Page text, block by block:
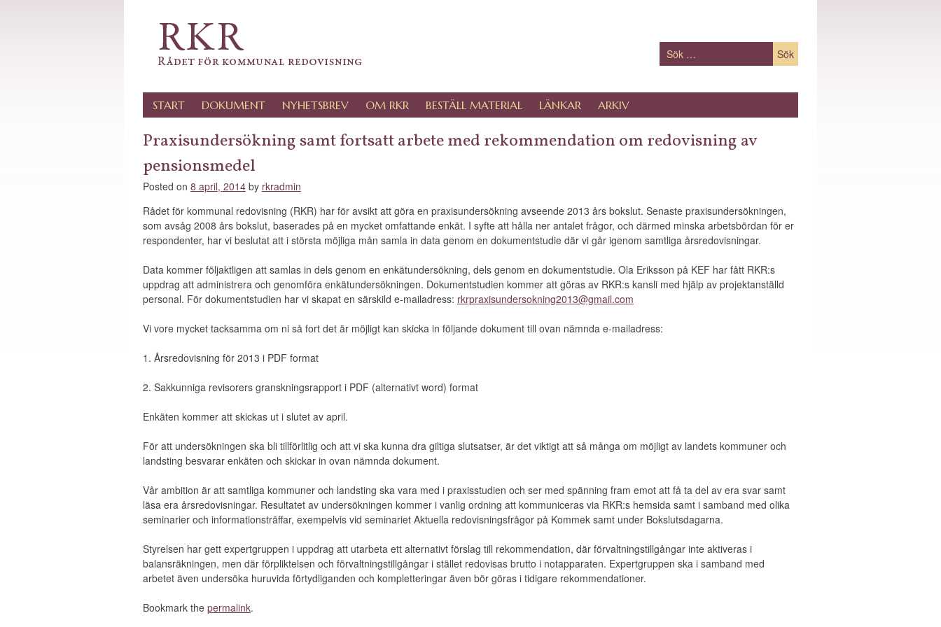
efter:
SKIP
TO
CONTENT
START DOKUMENT NYHETSBREV OM RKR BESTÄLL MATERIAL LÄNKAR ARKIV
Praxisundersökning samt fortsatt arbete med rekommendation om redovisning av
pensionsmedel
Posted on 8 april, 2014by rkradmin
Rådet för kommunal redovisning (RKR) har för avsikt att göra en praxisundersökning avseende 2013 års bokslut. Senaste praxisundersökningen,
som avsåg 2008 års bokslut, baserades på en mycket omfattande enkät. I syfte att hålla ner antalet frågor, och därmed minska arbetsbördan för er
respondenter, har vi beslutat att i största möjliga mån samla in data genom en dokumentstudie där vi går igenom samtliga årsredovisningar.
Data kommer följaktligen att samlas in dels genom en enkätundersökning, dels genom en dokumentstudie. Ola Eriksson på KEF har fått RKR:s
uppdrag att administrera och genomföra enkätundersökningen. Dokumentstudien kommer att göras av RKR:s kansli med hjälp av projektanställd
personal. För dokumentstudien har vi skapat en särskild e-mailadress: rkrpraxisundersokning2013@gmail.com
Vi vore mycket tacksamma om ni så fort det är möjligt kan skicka in följande dokument till ovan nämnda e-mailadress:
1. Årsredovisning för 2013 i PDF format
2. Sakkunniga revisorers granskningsrapport i PDF (alternativt word) format
Enkäten kommer att skickas ut i slutet av april.
För att undersökningen ska bli tillförlitlig och att vi ska kunna dra giltiga slutsatser, är det viktigt att så många om möjligt av landets kommuner och
landsting besvarar enkäten och skickar in ovan nämnda dokument.
Vår ambition är att samtliga kommuner och landsting ska vara med i praxisstudien och ser med spänning fram emot att få ta del av era svar samt
läsa era årsredovisningar. Resultatet av undersökningen kommer i vanlig ordning att kommuniceras via RKR:s hemsida samt i samband med olika
seminarier och informationsträffar, exempelvis vid seminariet Aktuella redovisningsfrågor på Kommek samt under Bokslutsdagarna.
Styrelsen har gett expertgruppen i uppdrag att utarbeta ett alternativt förslag till rekommendation, där förvaltningstillgångar inte aktiveras i
balansräkningen, men där förpliktelsen och förvaltningstillgångar i stället redovisas brutto i notapparaten. Expertgruppen ska i samband med
arbetet även undersöka huruvida förtydliganden och kompletteringar även bör göras i tidigare rekommendationer.
Bookmark the permalink.